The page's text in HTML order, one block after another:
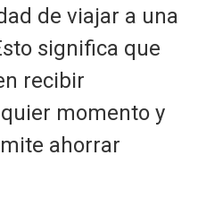
de viajar a una
significa que
recibir
momento y
ahorrar